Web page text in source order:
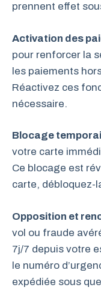
prennent effet
Activation des
pour renforcer la
les paiements
Réactivez ces
nécessaire.
Blocage
votre carte
Ce blocage est
carte, débloquez-
Opposition et
vol ou fraude
7j/7 depuis votre
le numéro
expédiée sous